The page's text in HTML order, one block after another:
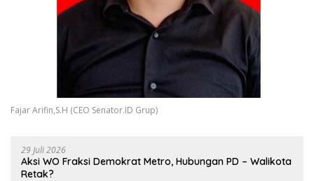
Fajar Arifin,S.H (CEO Senator.ID Grup)
29 Juli 2026
Aksi WO Fraksi Demokrat Metro, Hubungan PD – Walikota
Retak?